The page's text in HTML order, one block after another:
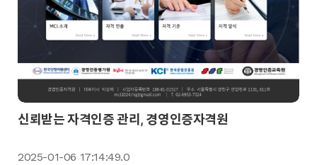
신뢰받는 자격인증 관리, 경영인증자격원
2025-01-06 17:14:49.0